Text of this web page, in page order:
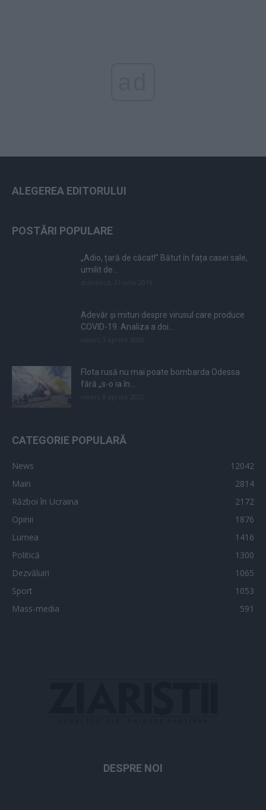
ALEGEREA EDITORULUI
POSTĂRI POPULARE
„Adio, țară de căcat!” Bătut în fața casei sale,
umilit de...
Adevăr și mituri despre virusul care produce
COVID-19. Analiza a doi...
Flota rusă nu mai poate bombarda Odessa
fără „s-o ia în...
CATEGORIE POPULARĂ
News
12042
Main
2814
Război în Ucraina
2172
Opinii
1876
Lumea
1416
Politică
1300
Dezvăluiri
1065
Sport
1053
Mass-media
591
DESPRE NOI